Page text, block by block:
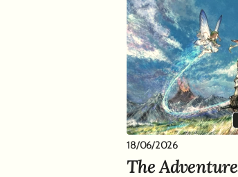
18/06/2026
The